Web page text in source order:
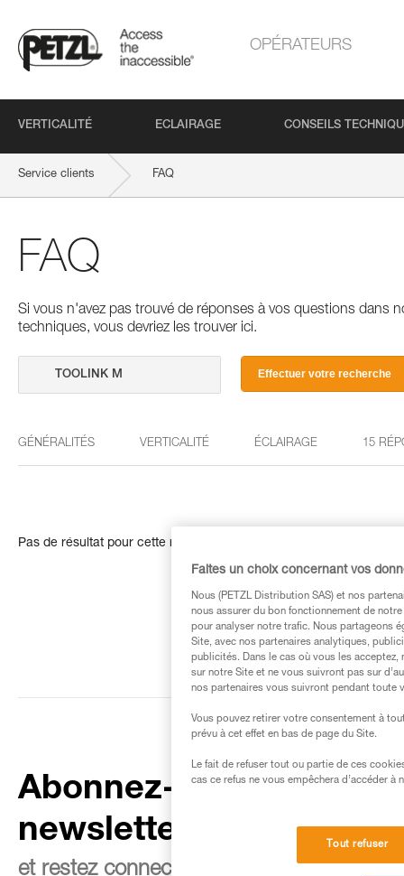
OPÉRATEURS
VERTICALITÉ ECLAIRAGE CONSEILS
Service clients FAQ
FAQ
Si vous n'avez pas trouvé de réponses à vos questions dans
techniques, vous devriez les trouver ici.
Effectuer votre recherche
GÉNÉRALITÉS VERTICALITÉ ÉCLAIRAGE 15
Pas de résultat pour cette recherche
Abonnez-vous à la
newsletter
et restez connecté à notre actualité
Faites un choix concernant vos
Nous (PETZL Distribution SAS) et nos
nous assurer du bon fonctionnement de
pour analyser notre trafic. Nous partageons
Site, avec nos partenaires analytiques,
publicités. Dans le cas où vous les
sur notre Site et ne vous suivront pas sur
nos partenaires vous suivront pendant toute
Vous pouvez retirer votre consentement à
prévu à cet effet en bas de page du Site.
Le fait de refuser tout ou partie de ces
cas ce refus ne vous empêchera d’accéder à
Tout refuser